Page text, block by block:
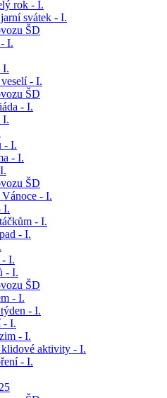
rok - I.
svátek - I.
ŠD
I.
I.
- I.
ŠD
- I.
I.
- I.
- I.
ŠD
Vánoce - I.
I.
- I.
- I.
- I.
- I.
ŠD
- I.
- I.
- I.
- I.
klidové aktivity - I.
- I.